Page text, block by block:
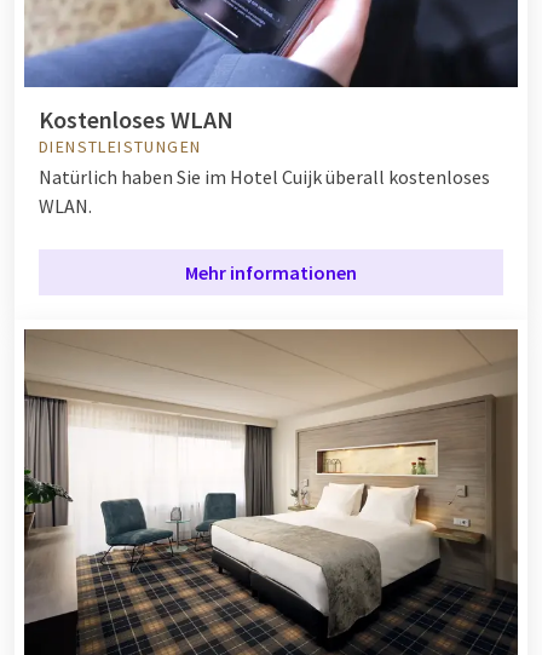
Kostenloses WLAN
DIENSTLEISTUNGEN
Natürlich haben Sie im Hotel Cuijk überall kostenloses
WLAN.
Mehr informationen